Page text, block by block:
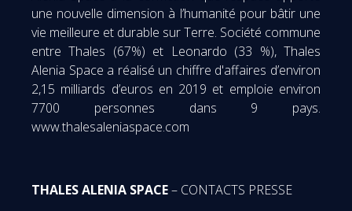
une nouvelle dimension à l’humanité pour bâtir une
vie meilleure et durable sur Terre. Société commune
entre Thales (67%) et Leonardo (33 %), Thales
Alenia Space a réalisé un chiffre d'affaires d’environ
2,15 milliards d’euros en 2019 et emploie environ
7700 personnes dans 9 pays.
www.thalesaleniaspace.com
THALES ALENIA SPACE– CONTACTS PRESSE